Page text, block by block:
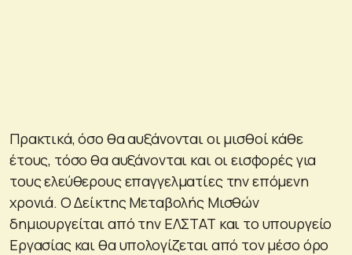
Πρακτικά, όσο θα αυξάνονται οι μισθοί κάθε
έτους, τόσο θα αυξάνονται και οι εισφορές για
τους ελεύθερους επαγγελματίες την επόμενη
χρονιά. Ο Δείκτης Μεταβολής Μισθών
δημιουργείται από την ΕΛΣΤΑΤ και το υπουργείο
Εργασίας και θα υπολογίζεται από τον μέσο όρο